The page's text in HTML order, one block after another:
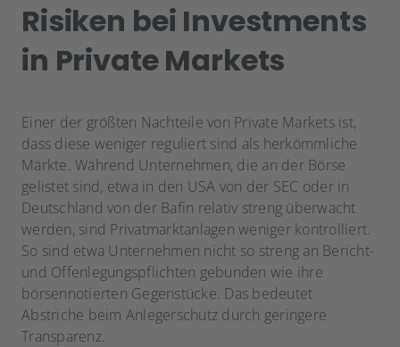
Risiken bei Investments
in Private Markets
Einer der größten Nachteile von Private Markets ist,
dass diese weniger reguliert sind als herkömmliche
Märkte. Während Unternehmen, die an der Börse
gelistet sind, etwa in den USA von der SEC oder in
Deutschland von der Bafin relativ streng überwacht
werden, sind Privatmarktanlagen weniger kontrolliert.
So sind etwa Unternehmen nicht so streng an Bericht-
und Offenlegungspflichten gebunden wie ihre
börsennotierten Gegenstücke. Das bedeutet
Abstriche beim Anlegerschutz durch geringere
Transparenz.